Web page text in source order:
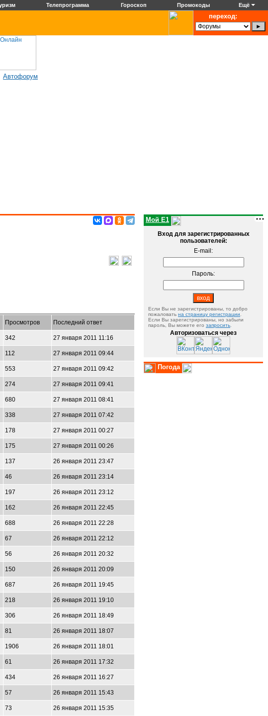
Телепрограмма Гороскоп Промокоды Ещё
переход:
Автофорум
Просмотров Последний ответ
342 27 января 2011 11:16
112 27 января 2011 09:44
553 27 января 2011 09:42
274 27 января 2011 09:41
680 27 января 2011 08:41
338 27 января 2011 07:42
178 27 января 2011 00:27
175 27 января 2011 00:26
137 26 января 2011 23:47
46 26 января 2011 23:14
197 26 января 2011 23:12
162 26 января 2011 22:45
688 26 января 2011 22:28
67 26 января 2011 22:12
56 26 января 2011 20:32
150 26 января 2011 20:09
687 26 января 2011 19:45
218 26 января 2011 19:10
306 26 января 2011 18:49
81 26 января 2011 18:07
1906 26 января 2011 18:01
61 26 января 2011 17:32
434 26 января 2011 16:27
57 26 января 2011 15:43
73 26 января 2011 15:35
Мой E1
Вход для зарегистрированных
пользователей:
E-mail:
Пароль:
Если Вы не зарегистрированы, то добро
пожаловать на страницу регистрации
Если Вы зарегистрированы, но забыли
пароль, Вы можете его запросить
Авторизоваться через
Погода